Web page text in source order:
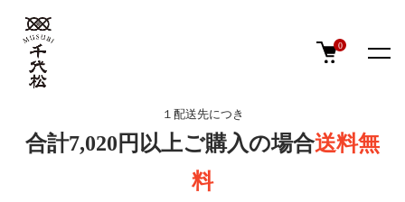
0
１配送先につき
合計7,020円以上ご購入の場合送料無
料